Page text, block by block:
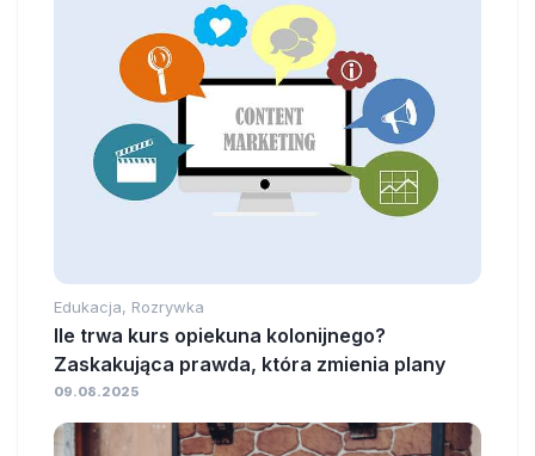
Edukacja, Rozrywka
Ile trwa kurs opiekuna kolonijnego?
Zaskakująca prawda, która zmienia plany
09.08.2025